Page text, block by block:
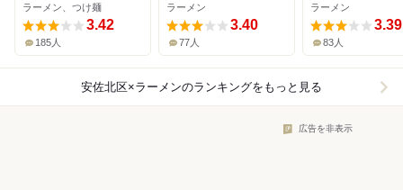
ラーメン、つけ麺
3.42
185人
ラーメン
3.40
77人
ラーメン
3.39
83人
安佐北区×ラーメンのランキングをもっと見る
広告を非表示